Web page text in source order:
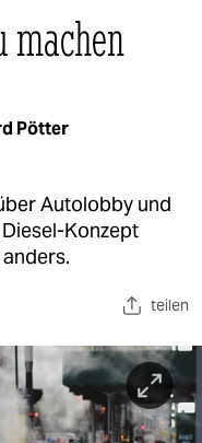
Pötter
Autolobby und
Konzept
teilen